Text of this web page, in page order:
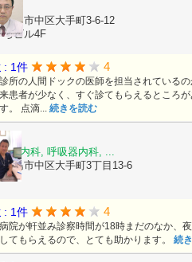
広島市中区大手町3-6-12
ちビル4F
: 1件 4
所の人間ドックの医師を担当されている
患者が少なく、すぐ診てもらえるところ
。 点滴... 続きを読む
液内科, 呼吸器内科, ...
広島市中区大手町3丁目13-6
: 1件 4
院が軒並み診察時間が18時まだのなか、
てもらえるので、とても助かります。 続